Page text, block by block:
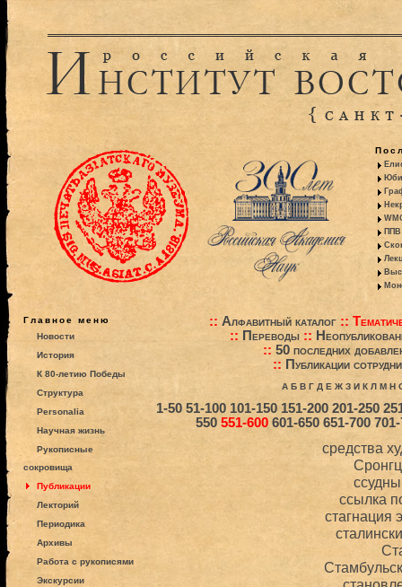
ППВ
Главное меню
Новости
История
К 80-летию Победы
Структура
Personalia
Научная жизнь
Рукописные
сокровища
Публикации
Лекторий
Периодика
Архивы
Работа с рукописями
Экскурсии
:: Алфавитный каталог ::
:: Переводы::
:: 50 последних
:: Публикации
А Б В Г Д Е Ж З И К Л М Н
1-50 51-100 101-150 151-200 201-250
550 551-600 601-650 651-700
средства
ссылка
стагнация